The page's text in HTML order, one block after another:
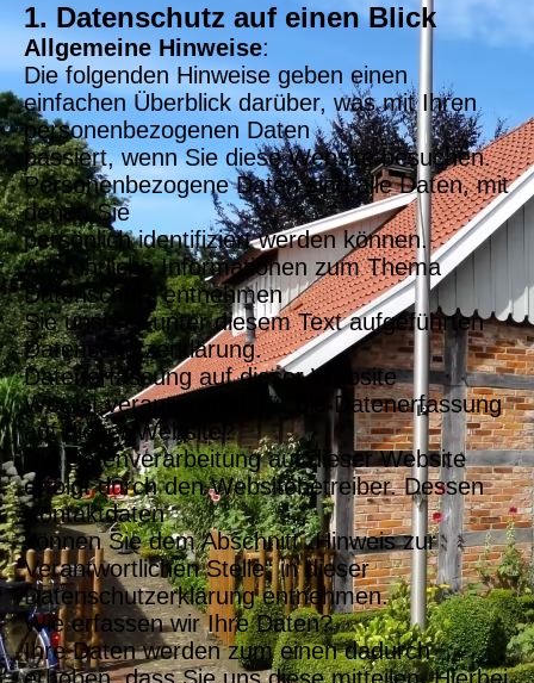
1. Datenschutz auf einen Blick
Allgemeine Hinweise:
Die folgenden Hinweise geben einen
einfachen Überblick darüber, was mit Ihren
personenbezogenen Daten
passiert, wenn Sie diese Website besuchen.
Personenbezogene Daten sind alle Daten, mit
denen Sie
persönlich identifiziert werden können.
Ausführliche Informationen zum Thema
Datenschutz entnehmen
Sie unserer unter diesem Text aufgeführten
Datenschutzerklärung.
Datenerfassung auf dieser Website
Wer ist verantwortlich für die Datenerfassung
auf dieser Website?
Die Datenverarbeitung auf dieser Website
erfolgt durch den Websitebetreiber. Dessen
Kontaktdaten
können Sie dem Abschnitt „Hinweis zur
Verantwortlichen Stelle“ in dieser
Datenschutzerklärung entnehmen.
Wie erfassen wir Ihre Daten?
Ihre Daten werden zum einen dadurch